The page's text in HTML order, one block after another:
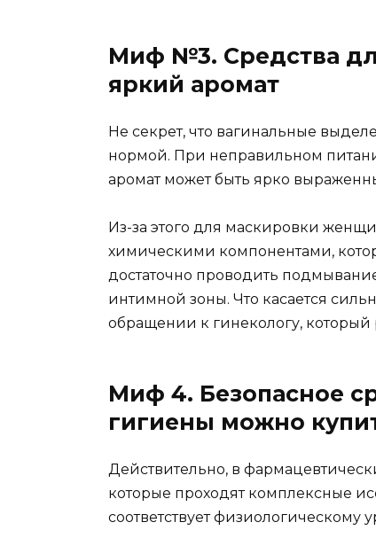
Миф №3. Средства
яркий аромат
Не секрет, что вагинальные
нормой. При неправильном
аромат может быть ярко
Из-за этого для маскировки
химическими компонентами,
достаточно проводить
интимной зоны. Что касается
обращении к гинекологу, который
Миф 4. Безопасное
гигиены можно
Действительно, в
которые проходят комплексные
соответствует